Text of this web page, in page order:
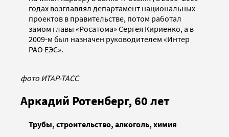
годах возглавлял департамент национальных
проектов в правительстве, потом работал
замом главы «Росатома» Сергея Кириенко, а в
2009-м был назначен руководителем «Интер
РАО ЕЭС».
фото ИТАР-ТАСС
Аркадий Ротенберг, 60 лет
Трубы, строительство, алкоголь, химия